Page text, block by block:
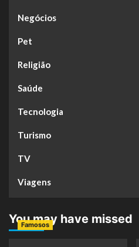
Negócios
Pet
Religião
Saúde
Tecnologia
Turismo
TV
Viagens
You may have missed
Famosos